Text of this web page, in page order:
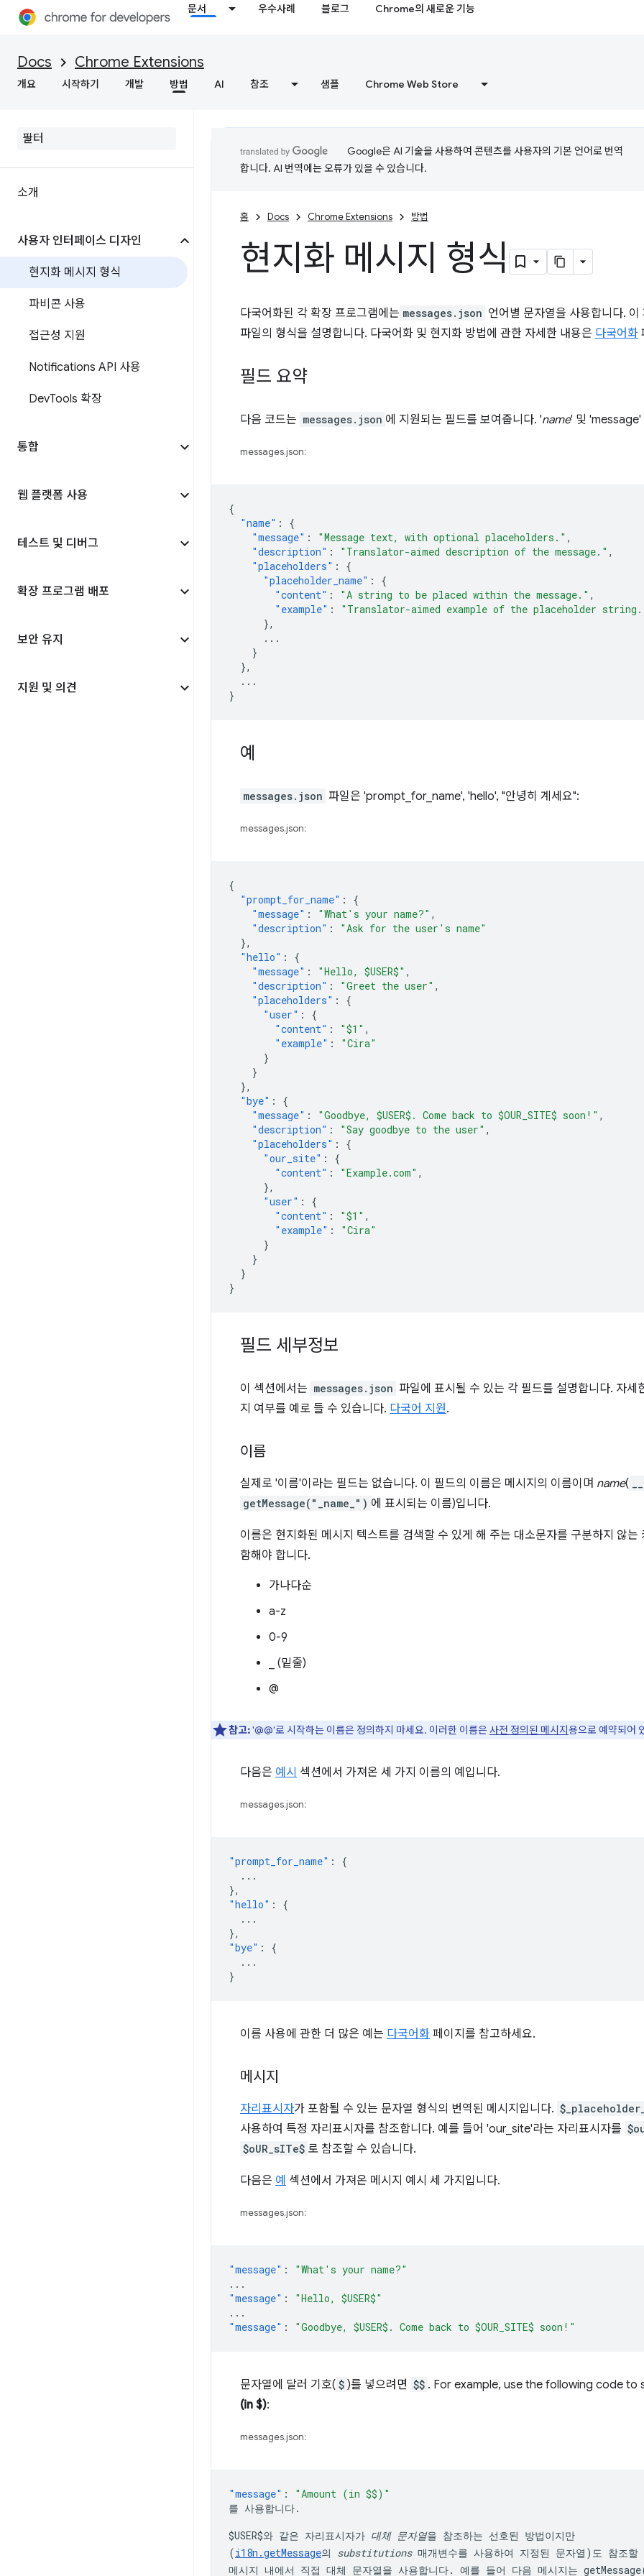
문서 우수사례 블로그 Chrome의 새로운 기능
Docs Chrome Extensions
개요 시작하기 개발 방법 AI 참조 샘플 Chrome Web Store
소개
사용자 인터페이스 디자인
현지화 메시지 형식
파비콘 사용
접근성 지원
Notifications API 사용
DevTools 확장
통합
웹 플랫폼 사용
테스트 및 디버그
확장 프로그램 배포
보안 유지
지원 및 의견
Google은 AI 기술을 사용하여 콘텐츠를 사용자의 기본 언어로 번역
합니다. AI 번역에는 오류가 있을 수 있습니다.
홈 Docs Chrome Extensions 방법
현지화 메시지 형식
다국어화된 각 확장 프로그램에는 messages.json 언어별 문자열을 사용합니다. 이
파일의 형식을 설명합니다. 다국어화 및 현지화 방법에 관한 자세한 내용은 다국어화
필드 요약
다음 코드는 messages.json 에 지원되는 필드를 보여줍니다. 'name' 및 'message'
messages.json:
{
"name" :
{
"message" : "Message text, with optional placeholders." ,
"description" : "Translator-aimed description of the message." ,
"placeholders" :
{
"placeholder_name" :
{
"content" : "A string to be placed within the message." ,
"example" :
"Translator-aimed example of the placeholder
},
...
}
},
...
}
예
messages.json 파일은 'prompt_for_name', 'hello', "안녕히 계세요":
messages.json:
{
"prompt_for_name" :
{
"message" : "What's your name?" ,
"description" :
"Ask for the user's name"
},
"hello" :
{
"message" : "Hello, $USER$" ,
"description" : "Greet the user" ,
"placeholders" :
{
"user" :
{
"content" : "$1" ,
"example" :
"Cira"
}
}
},
"bye" :
{
"message" : "Goodbye, $USER$. Come back to $OUR_SITE$ soon!" ,
"description" : "Say goodbye to the user" ,
"placeholders" :
{
"our_site" :
{
"content" : "Example.com" ,
},
"user" :
{
"content" : "$1" ,
"example" :
"Cira"
}
}
}
}
필드 세부정보
이 섹션에서는 messages.json 파일에 표시될 수 있는 각 필드를 설명합니다. 자세
지 여부를 예로 들 수 있습니다. 다국어 지원.
이름
실제로 '이름'이라는 필드는 없습니다. 이 필드의 이름은 메시지의 이름이며 name(
getMessage("_name_") 에 표시되는 이름)입니다.
이름은 현지화된 메시지 텍스트를 검색할 수 있게 해 주는 대소문자를 구분하지 않는
함해야 합니다.
가나다순
a-z
0-9
_ (밑줄)
@
참고:'@@'로 시작하는 이름은 정의하지 마세요. 이러한 이름은 사전 정의된 메시지용으로 예약되어
다음은 예시 섹션에서 가져온 세 가지 이름의 예입니다.
messages.json:
"prompt_for_name" :
{
...
},
"hello" :
{
...
},
"bye" :
{
...
}
이름 사용에 관한 더 많은 예는 다국어화 페이지를 참고하세요.
메시지
자리표시자가 포함될 수 있는 문자열 형식의 번역된 메시지입니다.
사용하여 특정 자리표시자를 참조합니다. 예를 들어 'our_site'라는 자리표시자를
$oUR_sITe$ 로 참조할 수 있습니다.
다음은 예 섹션에서 가져온 메시지 예시 세 가지입니다.
messages.json:
"message" :
"What's your name?"
...
"message" :
"Hello, $USER$"
...
"message" : "Goodbye, $USER$. Come back to $OUR_SITE$ soon!"
문자열에 달러 기호( $ )를 넣으려면 $$ . For example, use the following code
(in $):
messages.json:
"message" :
$USER$와 같은 자리표시자가 대체 문자열을 참조하는 선호된 방법이지만
(i18n.getMessage의 substitutions 매개변수를 사용하여 지정된 문자열)도 참조할
메시지 내에서 직접 대체 문자열을 사용합니다. 예를 들어 다음 메시지는